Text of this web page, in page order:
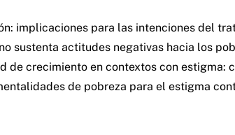
implicaciones para las intenciones del
sustenta actitudes negativas hacia los
de crecimiento en contextos con estigma:
de pobreza para el estigma